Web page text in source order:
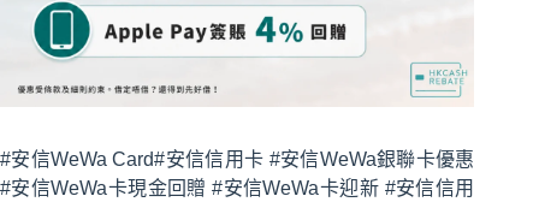
#安信WeWa Card#安信信用卡 #安信WeWa銀聯卡優惠
#安信WeWa卡現金回贈 #安信WeWa卡迎新 #安信信用